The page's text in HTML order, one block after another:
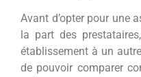
Avant d’opter pour une
la part des
établissement à un
de pouvoir comparer